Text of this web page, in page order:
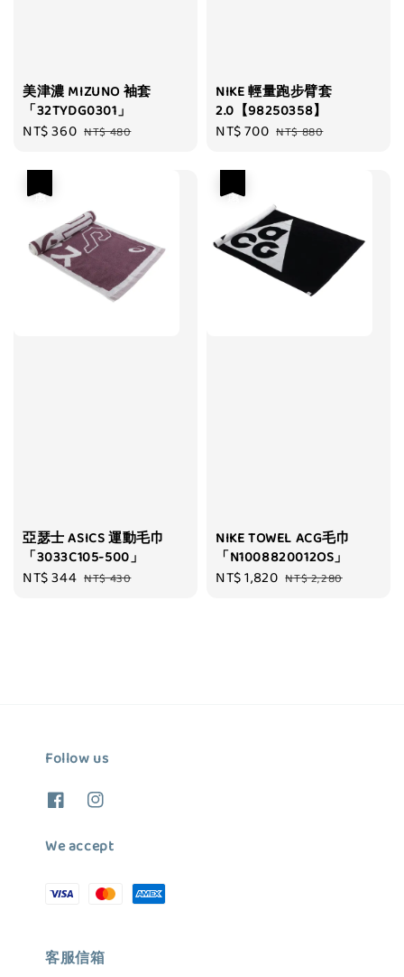
美津濃 MIZUNO 袖套
「32TYDG0301」
Sale
NT$ 360 Regular
NT$ 480
NIKE 輕量跑步臂套
2.0【98250358】
Sale
NT$ 700 Regular
NT$ 880
亞瑟士 ASICS 運動毛巾
「3033C105-500」
Sale
NT$ 344 Regular
NT$ 430
NIKE TOWEL ACG毛巾
「N1008820012OS」
Sale
NT$ 1,820 Regular
NT$ 2,280
Follow us
We accept
客服信箱